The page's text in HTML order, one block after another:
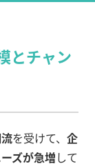
とチャン
を受けて、 企
ズが急増して